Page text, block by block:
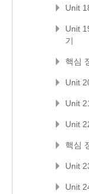
Unit
Unit
기
핵심
Unit
Unit
Unit
핵심
Unit
Unit